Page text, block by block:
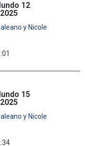
12
y Nicole
15
y Nicole